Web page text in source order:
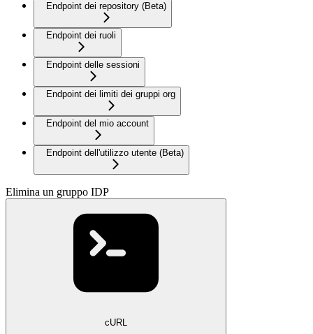
Endpoint dei repository (Beta)
Endpoint dei ruoli
Endpoint delle sessioni
Endpoint dei limiti dei gruppi org
Endpoint del mio account
Endpoint dell'utilizzo utente (Beta)
Elimina un gruppo IDP
cURL